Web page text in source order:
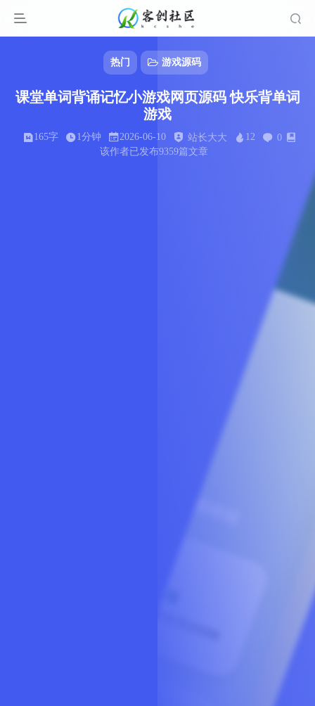
热门 游戏源码
课堂单词背诵记忆小游戏网页源码 快乐背单词
游戏
165字 1分钟 2026-06-10 站长大大 12
0
该作者已发布9359篇文章